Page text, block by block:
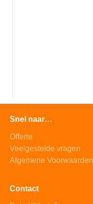
Snel naar…
Offerte
Veelgestelde vragen
Algemene Voorwaarden
Contact